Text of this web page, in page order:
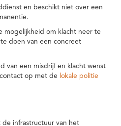
en beschikt niet over een
om klacht neer te
doen van een concreet
van een misdrijf en klacht wenst
op met de lokale politie
de infrastructuur van het